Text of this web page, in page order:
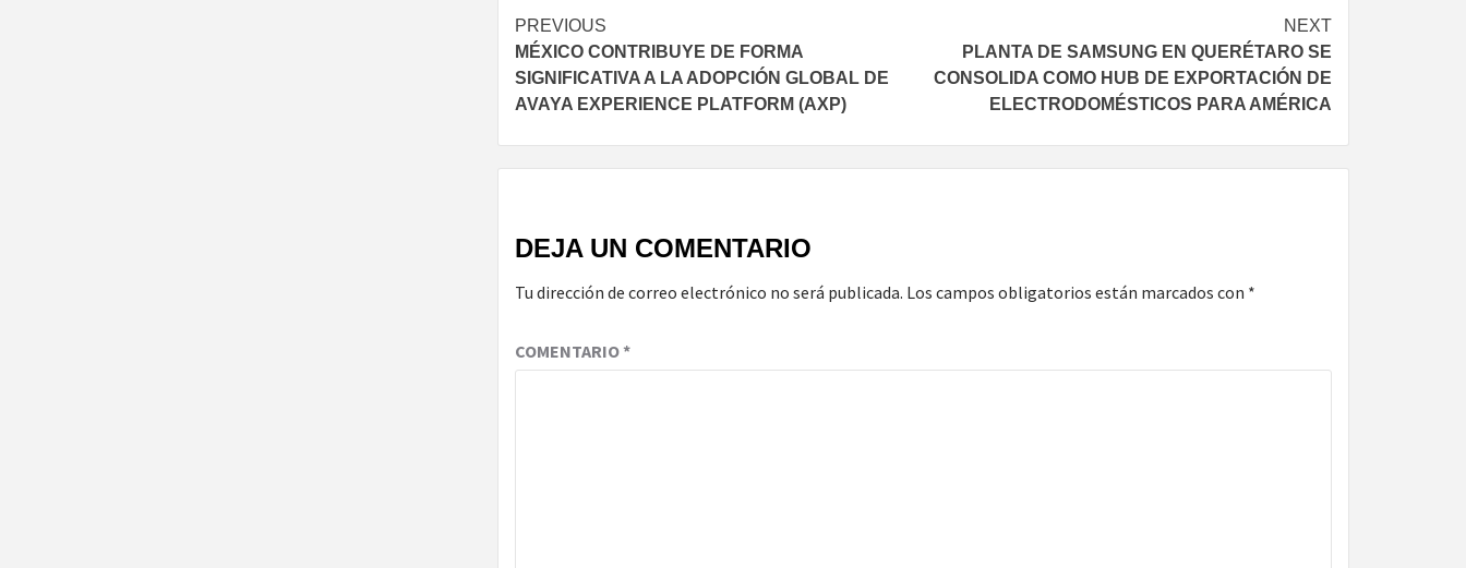
Post
navigation
PREVIOUS
MÉXICO CONTRIBUYE DE FORMA
SIGNIFICATIVA A LA ADOPCIÓN GLOBAL DE
AVAYA EXPERIENCE PLATFORM (AXP)
NEXT
PLANTA DE SAMSUNG EN QUERÉTARO SE
CONSOLIDA COMO HUB DE EXPORTACIÓN DE
ELECTRODOMÉSTICOS PARA AMÉRICA
DEJA UN COMENTARIO
Tu dirección de correo electrónico no será publicada. Los campos obligatorios están marcados con *
COMENTARIO*